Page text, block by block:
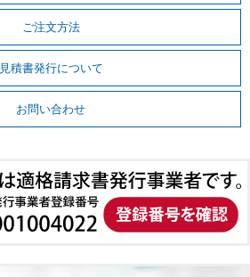
ご注文方法
見積書発行について
お問い合わせ